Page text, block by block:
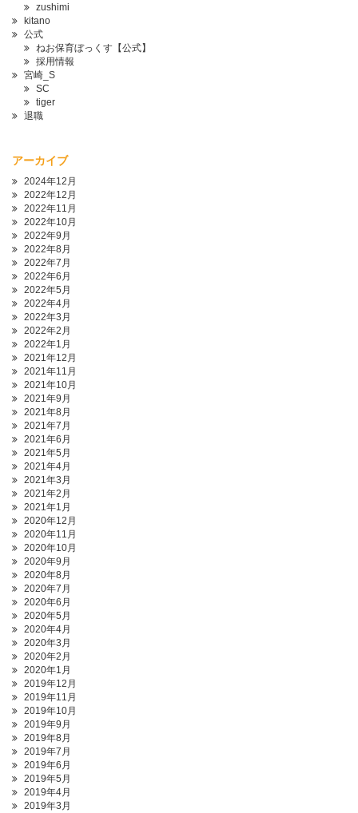
zushimi
kitano
公式
ねお保育ぼっくす【公式】
採用情報
宮崎_S
SC
tiger
退職
アーカイブ
2024年12月
2022年12月
2022年11月
2022年10月
2022年9月
2022年8月
2022年7月
2022年6月
2022年5月
2022年4月
2022年3月
2022年2月
2022年1月
2021年12月
2021年11月
2021年10月
2021年9月
2021年8月
2021年7月
2021年6月
2021年5月
2021年4月
2021年3月
2021年2月
2021年1月
2020年12月
2020年11月
2020年10月
2020年9月
2020年8月
2020年7月
2020年6月
2020年5月
2020年4月
2020年3月
2020年2月
2020年1月
2019年12月
2019年11月
2019年10月
2019年9月
2019年8月
2019年7月
2019年6月
2019年5月
2019年4月
2019年3月